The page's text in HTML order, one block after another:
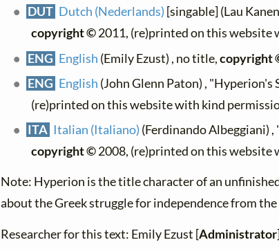
DUT Dutch (Nederlands) [singable] (Lau
copyright ©2011, (re)printed on this website
ENG English (Emily Ezust) , no title,copyright
ENG English (John Glenn Paton) , "Hyperion's
(re)printed on this website with kind
ITA Italian (Italiano) (Ferdinando Albeggiani)
copyright ©2008, (re)printed on this website
Note: Hyperion is the title character of an
about the Greek struggle for independence from the
Researcher for this text: Emily Ezust [Administrator